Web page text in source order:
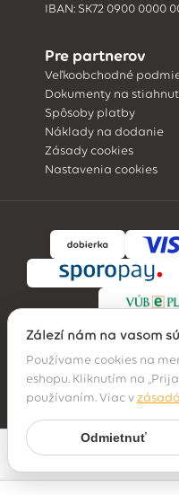
Filter
IBAN: SK72 0900 0000
Pre partnerov
Veľkoobchodné
Dokumenty na
Spôsoby platby
Náklady na dodanie
Zásady cookies
Nastavenia cookies
© 2026
Záleží nám na vašom
Používame cookies na
eshopu. Kliknutím na
používaním. Viac v
Odmietnuť